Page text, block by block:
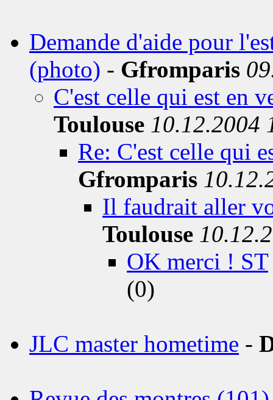
Demande d'aide pour
(photo) - Gfromparis
C'est celle qui est en
Toulouse 10.12.2004
Re: C'est celle qui
Gfromparis
Il faudrait aller
Toulouse
OK merci ! ST
(0)
JLC master hometime -